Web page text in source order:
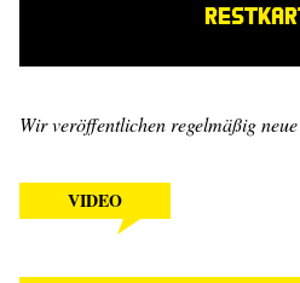
Wir veröffentlichen regelmäßig
VIDEO